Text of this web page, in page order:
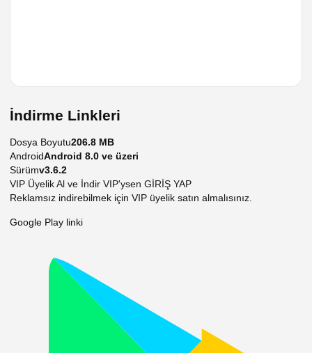
İndirme Linkleri
Dosya Boyutu206.8 MB
AndroidAndroid 8.0 ve üzeri
Sürümv3.6.2
VIP Üyelik Al ve İndir VIP'ysen GİRİŞ YAP
Reklamsız indirebilmek için VIP üyelik satın almalısınız.
Google Play linki